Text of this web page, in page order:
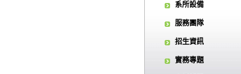
系所設備
服務團隊
招生資訊
實務專題